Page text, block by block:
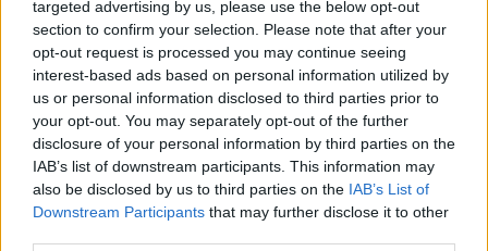
targeted advertising by us, please use the below opt-out
section to confirm your selection. Please note that after your
opt-out request is processed you may continue seeing
interest-based ads based on personal information utilized by
us or personal information disclosed to third parties prior to
your opt-out. You may separately opt-out of the further
disclosure of your personal information by third parties on the
IAB’s list of downstream participants. This information may
also be disclosed by us to third parties on the IAB’s List of
Downstream Participants that may further disclose it to other
che è in parte controllato dall'organizzazione criminale
('ndrangheta) che lo usa per non mettere a rischio il proprio
investimento.
Il mercato di Firenze ha avuto due episodi da attenzionare: nel
2017 un imprenditore locale si rivolgeva alla ‘ndrangheta per
riscuotere un debito. Segnale bruttissimo; nell'aprile 2019 una rissa
con spedizione punitiva di cui al link
https://youtu.be/hq1PVmukmSk ed al link
https://youtu.be/51AJjXlRvoY. La questione va affrontata senza